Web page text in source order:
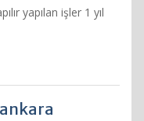
yapılan işler 1 yıl